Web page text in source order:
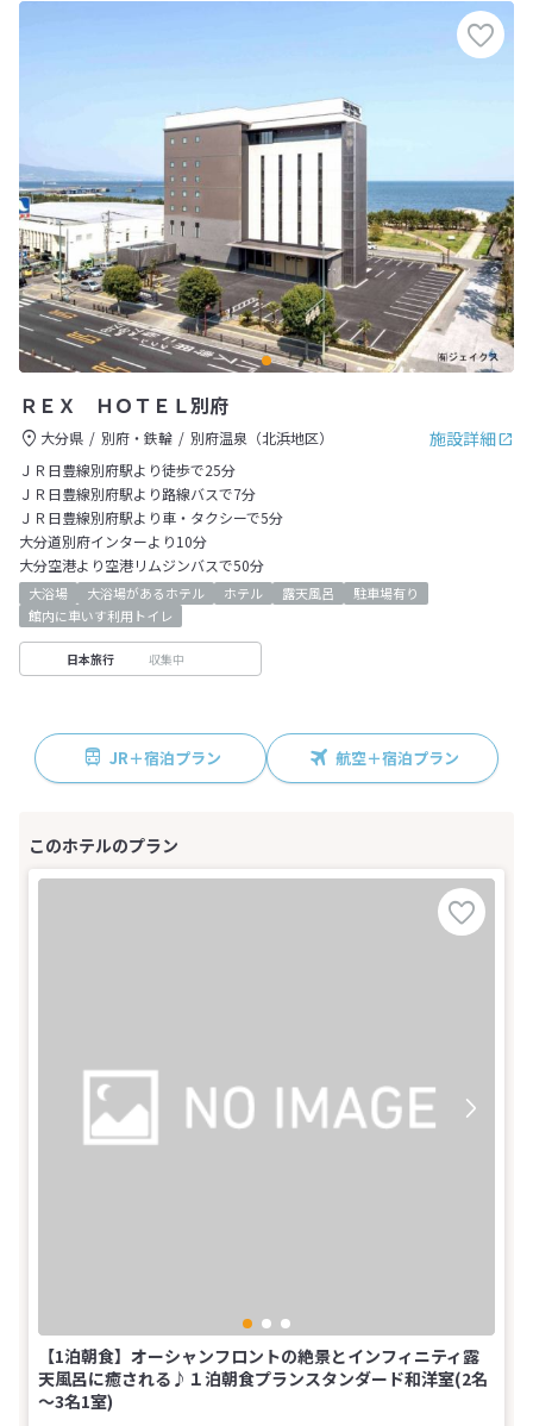
ＲＥＸ ＨＯＴＥＬ別府
施設詳細
大分県 別府・鉄輪
別府温泉（北浜地区）
ＪＲ日豊線別府駅より徒歩で25分
ＪＲ日豊線別府駅より路線バスで7分
ＪＲ日豊線別府駅より車・タクシーで5分
大分道別府インターより10分
大分空港より空港リムジンバスで50分
大浴場 大浴場があるホテル ホテル 露天風呂
駐車場有り
館内に車いす利用トイレ
日本旅行 収集中
JR＋宿泊プラン 航空＋宿泊プラン
【1泊朝食】オーシャンフロントの絶景とインフィニティ露
天風呂に癒される♪１泊朝食プランスタンダード和洋室(2名
～3名1室)